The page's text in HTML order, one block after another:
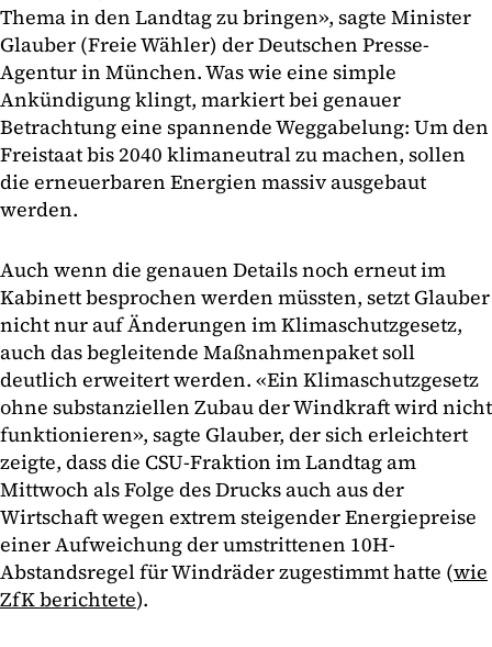
Thema in den Landtag zu bringen», sagte Minister
Glauber (Freie Wähler) der Deutschen Presse-
Agentur in München. Was wie eine simple
Ankündigung klingt, markiert bei genauer
Betrachtung eine spannende Weggabelung: Um den
Freistaat bis 2040 klimaneutral zu machen, sollen
die erneuerbaren Energien massiv ausgebaut
werden.
Auch wenn die genauen Details noch erneut im
Kabinett besprochen werden müssten, setzt Glauber
nicht nur auf Änderungen im Klimaschutzgesetz,
auch das begleitende Maßnahmenpaket soll
deutlich erweitert werden. «Ein Klimaschutzgesetz
ohne substanziellen Zubau der Windkraft wird nicht
funktionieren», sagte Glauber, der sich erleichtert
zeigte, dass die CSU-Fraktion im Landtag am
Mittwoch als Folge des Drucks auch aus der
Wirtschaft wegen extrem steigender Energiepreise
einer Aufweichung der umstrittenen 10H-
Abstandsregel für Windräder zugestimmt hatte (wie
ZfK berichtete).